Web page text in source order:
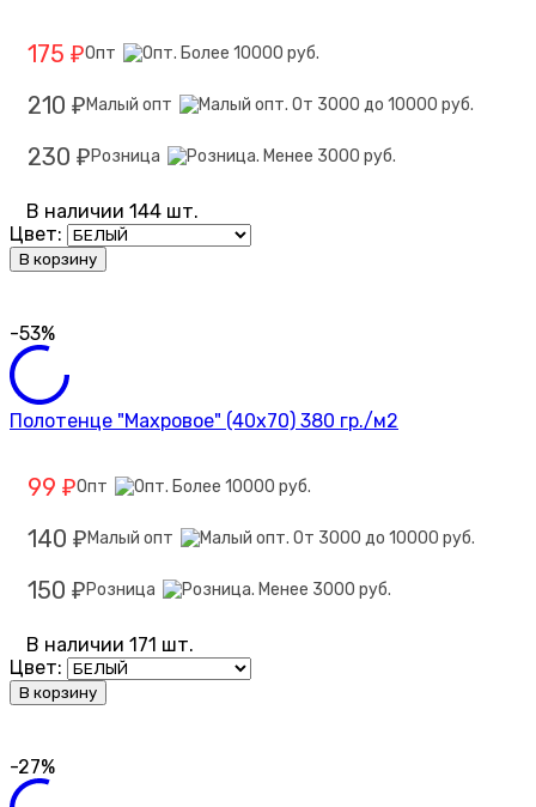
175 ₽Опт
210 ₽ Малый опт
230 ₽ Розница
В наличии 144 шт.
Цвет:
В корзину
-53%
Полотенце "Махровое" (40х70) 380 гр./м2
99 ₽Опт
140 ₽ Малый опт
150 ₽ Розница
В наличии 171 шт.
Цвет:
В корзину
-27%